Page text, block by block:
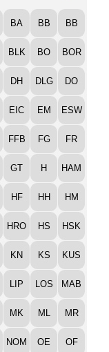
BA BB BB
BLK BO BOR
DH DLG DO
EIC EM ESW
FFB FG FR
GT H HAM
HF HH HM
HRO HS HSK
KN KS KUS
LIP LOS MAB
MK ML MR
NOM OE OF